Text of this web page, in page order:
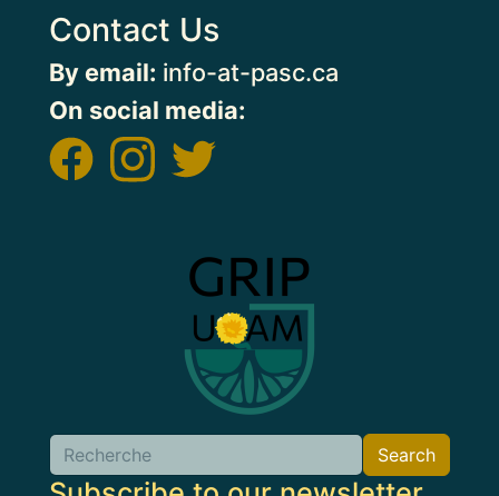
Contact Us
By email: info-at-pasc.ca
On social media:
Search Search